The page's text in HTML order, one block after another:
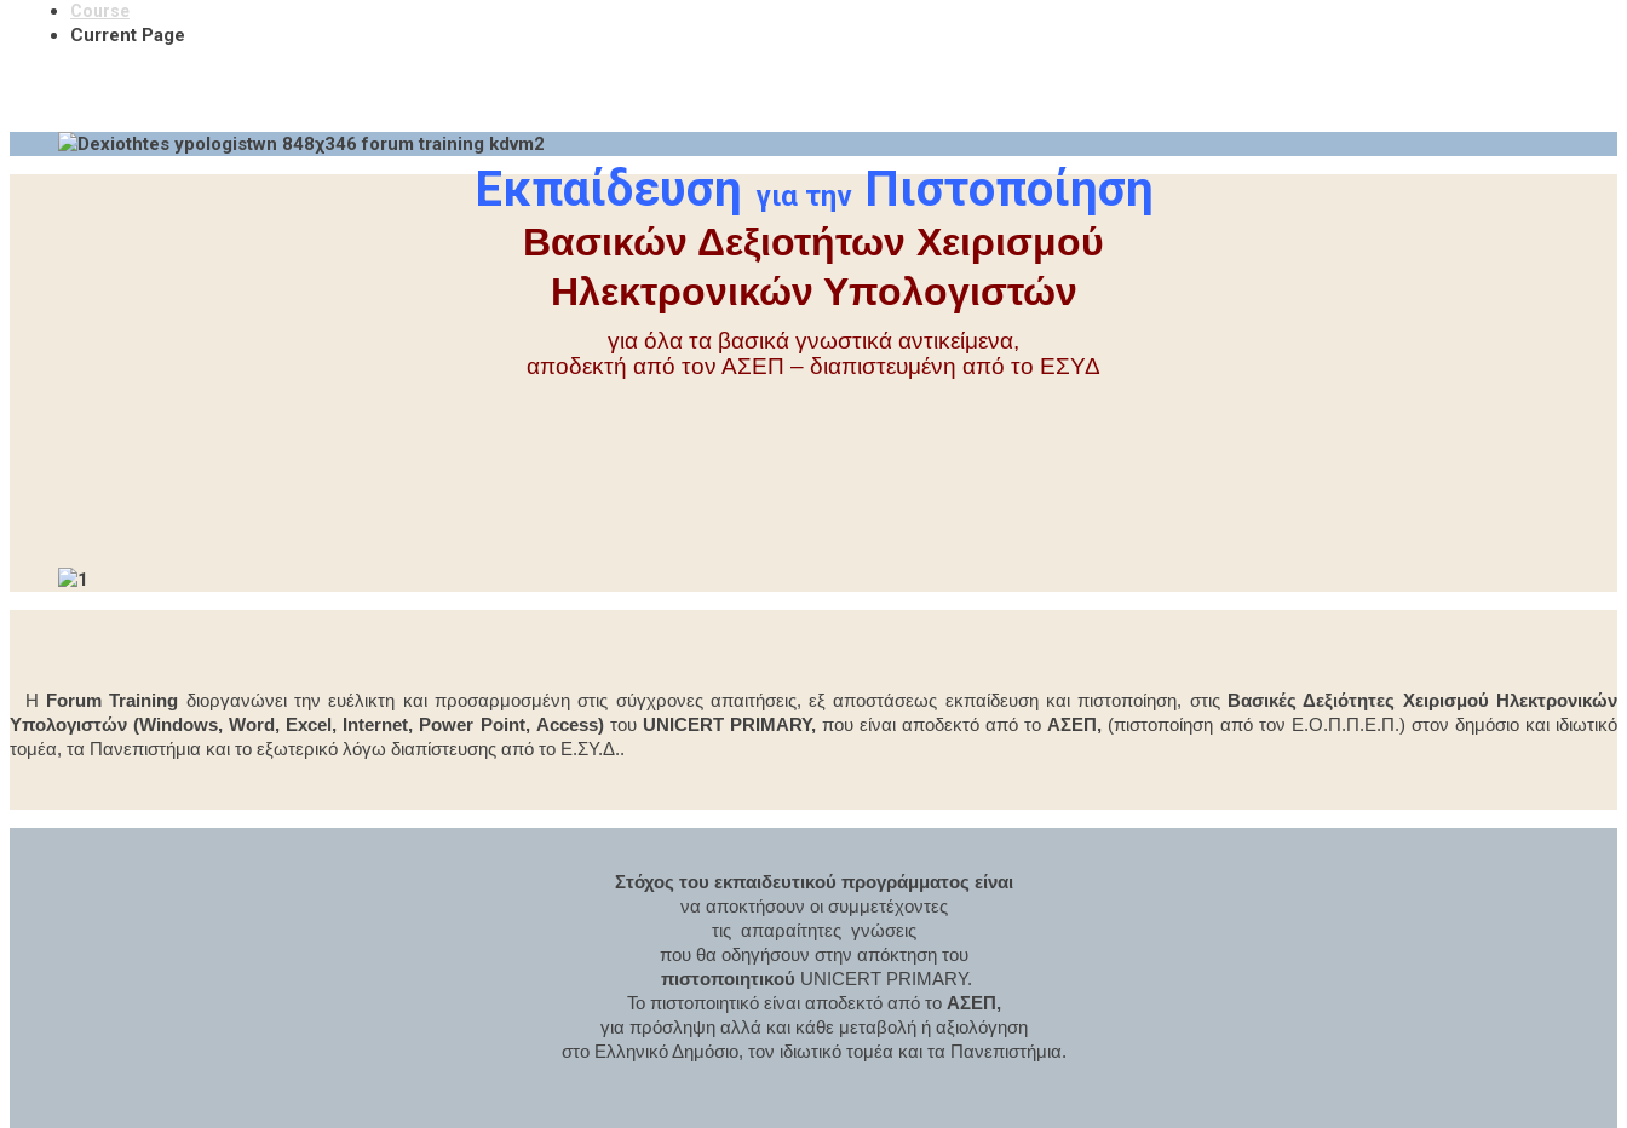
Course
Current Page
Εκπαίδευση για τηνΠιστοποίηση
Βασικών Δεξιοτήτων Χειρισμού
Ηλεκτρονικών Υπολογιστών
για όλα τα βασικά γνωστικά αντικείμενα,
αποδεκτή από τον ΑΣΕΠ – διαπιστευμένη από το ΕΣΥΔ
Η Forum Training διοργανώνει την ευέλικτη και προσαρμοσμένη στις σύγχρονες απαιτήσεις, εξ αποστάσεως εκπαίδευση και πιστοποίηση, στις Βασικές Δεξιότητες Χειρισμού Ηλεκτρονικών
Υπολογιστών(Windows, Word, Excel, Internet, Power Point, Access)του UNICERT PRIMARY,που είναι αποδεκτό από το ΑΣΕΠ, (πιστοποίηση από τον Ε.Ο.Π.Π.Ε.Π.) στον δημόσιο και ιδιωτικό
τομέα, τα Πανεπιστήμια και το εξωτερικό λόγω διαπίστευσης από το Ε.ΣΥ.Δ..
Στόχος του εκπαιδευτικού προγράμματος είναι
να αποκτήσουν οι συμμετέχοντες
τις απαραίτητες γνώσεις
που θα οδηγήσουν στην απόκτηση του
πιστοποιητικού UNICERT PRIMARY.
Το πιστοποιητικό είναι αποδεκτό από το ΑΣΕΠ,
για πρόσληψη αλλά και κάθε μεταβολή ή αξιολόγηση
στο Ελληνικό Δημόσιο, τον ιδιωτικό τομέα και τα Πανεπιστήμια.